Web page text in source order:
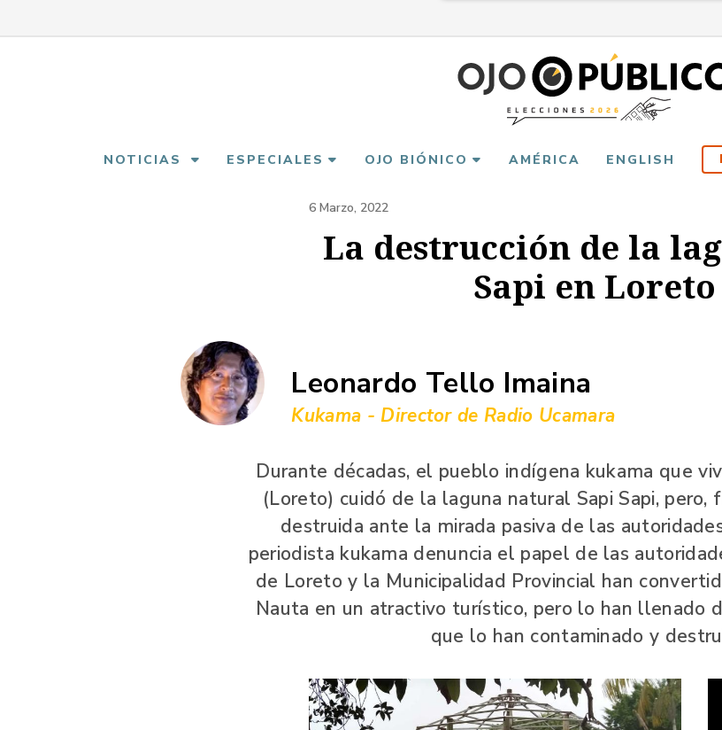
NOTICIAS ESPECIALES OJO BIÓNICO AMÉRICA ENGLISH
6 Marzo, 2022
La destrucción de la
Sapi en Loreto
Leonardo Tello Imaina
Kukama - Director de Radio Ucamara
Durante décadas, el pueblo indígena kukama que
(Loreto) cuidó de la laguna natural Sapi Sapi, pero,
destruida ante la mirada pasiva de las
periodista kukama denuncia el papel de las
de Loreto y la Municipalidad Provincial han
Nauta en un atractivo turístico, pero lo han llenado
que lo han contaminado y